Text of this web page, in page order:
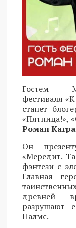
Гостем
фестиваля
станет
«Пятница!»,
Роман
Он
«Мередит.
фэнтези с
Главная
древней
разрушают
Палмс.